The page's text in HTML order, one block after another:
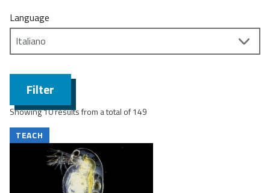
Language
Filter
Showing 10 results from a total of 149
TEACH